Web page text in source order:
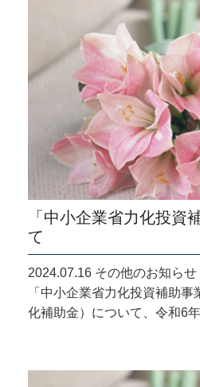
「中小企業省力化投資
て
2024.07.16 その他のお知らせ
「中小企業省力化投資補助
化補助金）について、令和6